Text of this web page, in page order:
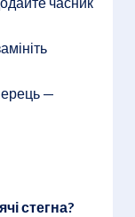
—
стегна?